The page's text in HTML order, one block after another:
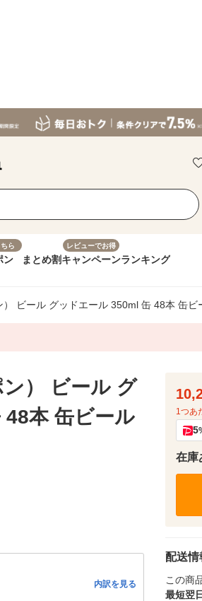
ら
ン まとめ割
レビューでお得
キャンペーンランキング
） ビール グッドエール 350ml 缶 48本 缶
ン） ビール グ
本 缶ビール
内訳を見る
1つあ
5
在庫
配送情
この商
最短翌